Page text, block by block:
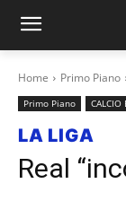
Home Primo Piano
Primo Piano CALCIO
LA LIGA
Real